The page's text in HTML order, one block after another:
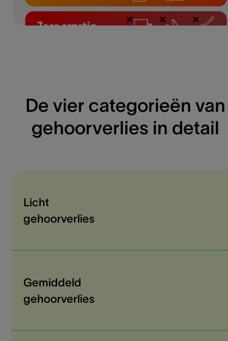
De vier categorieën van
gehoorverlies in detail
Licht
gehoorverlies
Gemiddeld
gehoorverlies